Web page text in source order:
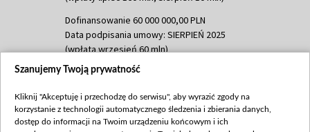
Dofinansowanie 60 000 000,00 PLN
Data podpisania umowy: SIERPIEŃ 2025
(wpłata wrzesień 60 mln)
Dofinansowanie 635 783 051,21 PLN
(wpłata wrzesień 100 mln, październik 350
mln, listopad 265 mln)
Szanujemy Twoją prywatność
Kliknij "Akceptuję i przechodzę do serwisu", aby wyrazić zgody na
korzystanie z technologii automatycznego śledzenia i zbierania danych,
dostęp do informacji na Twoim urządzeniu końcowym i ich